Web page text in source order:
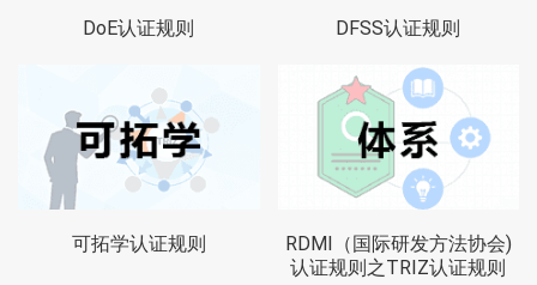
DoE认证规则 DFSS认证规则
可拓学认证规则
RDMI（国际研发方法协会)
认证规则之TRIZ认证规则